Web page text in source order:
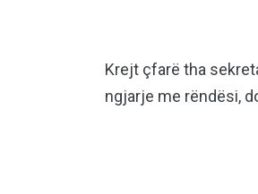
Krejt çfarë tha
ngjarje me rëndësi,